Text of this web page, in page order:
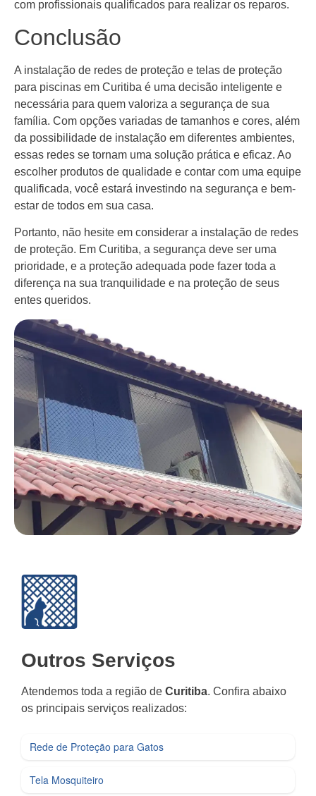
com profissionais qualificados para realizar os reparos.
Conclusão
A instalação de redes de proteção e telas de proteção
para piscinas em Curitiba é uma decisão inteligente e
necessária para quem valoriza a segurança de sua
família. Com opções variadas de tamanhos e cores, além
da possibilidade de instalação em diferentes ambientes,
essas redes se tornam uma solução prática e eficaz. Ao
escolher produtos de qualidade e contar com uma equipe
qualificada, você estará investindo na segurança e bem-
estar de todos em sua casa.
Portanto, não hesite em considerar a instalação de redes
de proteção. Em Curitiba, a segurança deve ser uma
prioridade, e a proteção adequada pode fazer toda a
diferença na sua tranquilidade e na proteção de seus
entes queridos.
Outros Serviços
Atendemos toda a região de Curitiba. Confira abaixo
os principais serviços realizados:
Rede de Proteção para Gatos
Tela Mosquiteiro